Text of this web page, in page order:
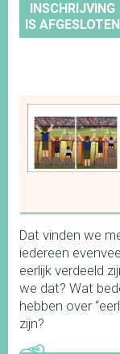
INSCHRIJVING
IS AFGESLOTEN
Dat vinden we
iedereen
eerlijk verdeeld
we dat? Wat
hebben over
zijn?